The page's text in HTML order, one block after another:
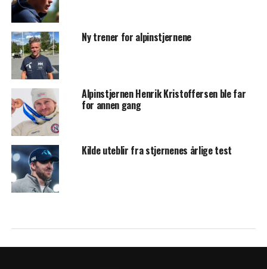
Ny trener for alpinstjernene
Alpinstjernen Henrik Kristoffersen ble far
for annen gang
Kilde uteblir fra stjernenes årlige test